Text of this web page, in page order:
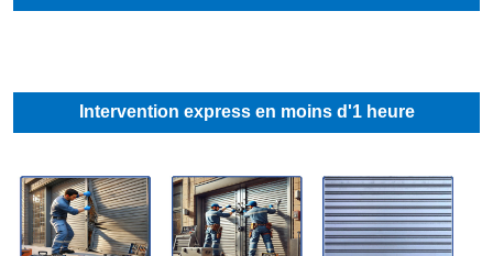
Intervention express en moins d'1 heure